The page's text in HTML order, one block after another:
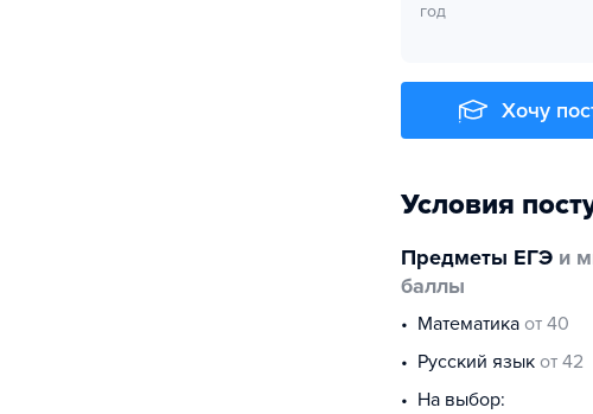
год
Хочу
Условия
Предметы ЕГЭ и
баллы
математика от 40
русский язык от 42
На выбор: